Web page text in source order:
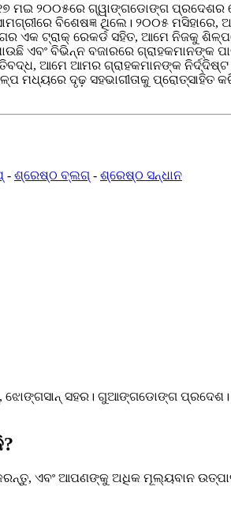
୨୦୦୫ରେ ଗ୍ୱାଙ୍ଗଡୋଙ୍ଗ ପ୍ରଦେଶର
ବିଶେଷଜ୍ଞ ଥିଲେ। ୨୦୦୫
ଏକ ଟ୍ରାକ୍ ରେକର୍ଡ ସହିତ, ଆମେ ନିଜକୁ
ଏବଂ ବିଭିନ୍ନ ବଜାରରେ
ଆମେ ଆମର ଗ୍ରାହକମାନଙ୍କ
ଦୃଢ଼ ସହଭାଗୀତାକୁ ପ୍ରୋତ୍ସାହିତ
- ଶ୍ରେଷ୍ଠ ବ୍ଲଗ୍ - ଶ୍ରେଷ୍ଠ ସନ୍ଧାନ
ସହର। ଗୁଆଙ୍ଗଡୋଙ୍ଗ ପ୍ରଦେଶ।
ଏବଂ ଆପଣଙ୍କୁ ଅଧିକ ମୂଲ୍ୟବାନ